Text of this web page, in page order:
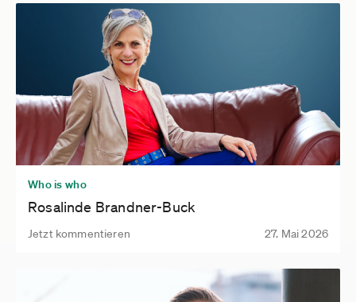
Who is who
Rosalinde Brandner-Buck
Jetzt kommentieren 27. Mai 2026